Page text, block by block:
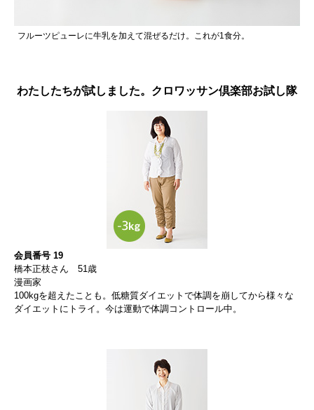
フルーツピューレに牛乳を加えて混ぜるだけ。これが1食分。
わたしたちが試しました。クロワッサン倶楽部お試し隊
会員番号 19
橋本正枝さん 51歳
漫画家
100kgを超えたことも。低糖質ダイエットで体調を崩してから様々な
ダイエットにトライ。今は運動で体調コントロール中。